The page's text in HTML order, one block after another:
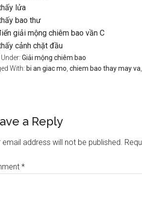
lửa
bao thư
giải mộng chiêm bao vần C
cảnh chặt đầu
Giải mộng chiêm bao
With: bi an giac mo chiem bao thay may va
a Reply
email address will not be published.
*